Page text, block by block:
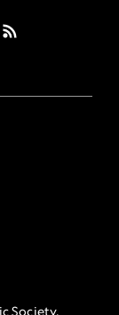
Society.